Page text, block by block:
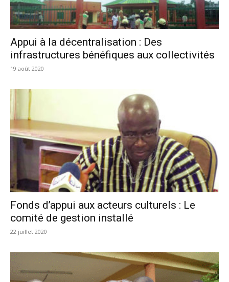
Appui à la décentralisation : Des
infrastructures bénéfiques aux collectivités
19 août 2020
Fonds d’appui aux acteurs culturels : Le
comité de gestion installé
22 juillet 2020